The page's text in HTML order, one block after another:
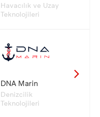
Havacılık ve Uzay
Teknolojileri
DNA Marin
Denizcilik
Teknolojileri